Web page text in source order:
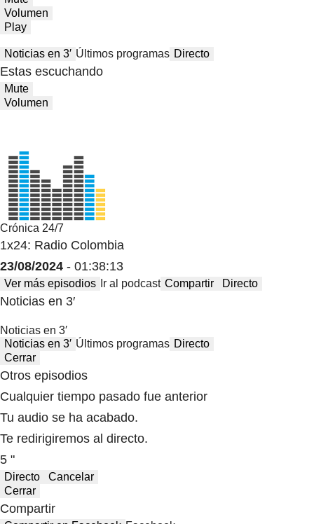
Volumen
Play
Noticias en 3′ Últimos programas Directo
Estas escuchando
Mute
Volumen
Crónica 24/7
1x24: Radio Colombia
23/08/2024 - 01:38:13
Ver más episodios Ir al podcast Compartir Directo
Noticias en 3′
Noticias en 3′
Noticias en 3′ Últimos programas Directo
Cerrar
Otros episodios
Cualquier tiempo pasado fue anterior
Tu audio se ha acabado.
Te redirigiremos al directo.
5 "
Directo
Cancelar
Cerrar
Compartir